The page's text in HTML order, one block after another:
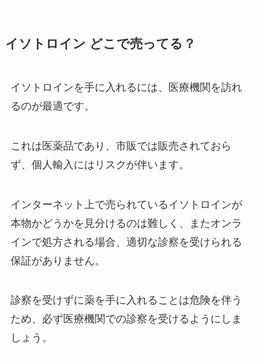
ニクロやイオンでも買えるの？
あるの？
セレスタミン販売中止の理由は？
た！
ら？
える？セブンやローソンに売って
る？コンビニ限定や通販で紙版を
購入するには？
飲み込んだ時の対処法について大
調査！
イソトロイン どこで売ってる？
イソトロインを手に入れるには、医療機関を訪れ
るのが最適です。
これは医薬品であり、市販では販売されておら
ず、個人輸入にはリスクが伴います。
インターネット上で売られているイソトロインが
本物かどうかを見分けるのは難しく、またオンラ
インで処方される場合、適切な診察を受けられる
保証がありません。
診察を受けずに薬を手に入れることは危険を伴う
ため、必ず医療機関での診察を受けるようにしま
しょう。